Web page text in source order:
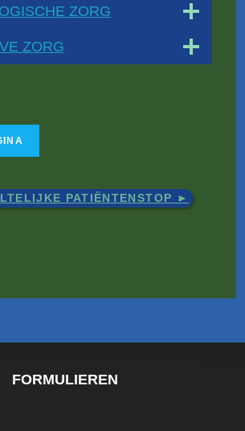
ZORG
ZORG
PATIËNTENSTOP ►
FORMULIEREN